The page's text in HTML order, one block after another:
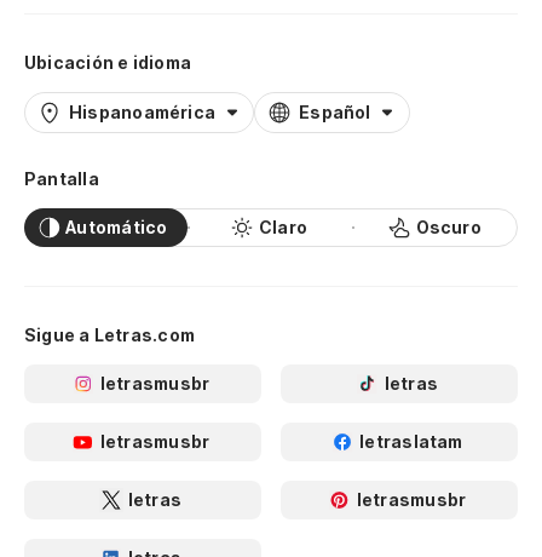
Ubicación e idioma
Hispanoamérica Español
Pantalla
Automático Claro Oscuro
Sigue a Letras.com
letrasmusbr letras
letrasmusbr letraslatam
letras letrasmusbr